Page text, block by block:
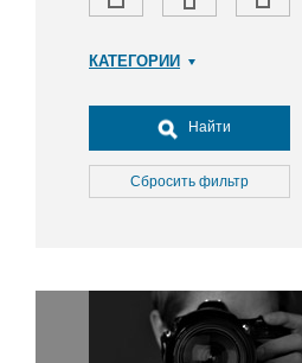
КАТЕГОРИИ
Досуг, туризм и отдых
Культура
Медицина
Окружающая среда
Политика
Правосудие
Найти
Сбросить фильтр